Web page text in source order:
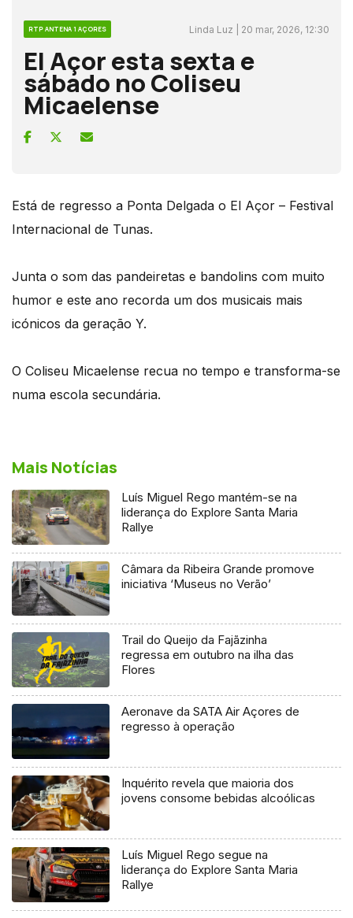
RTP ANTENA 1 AÇORES Linda Luz | 20 mar, 2026, 12:30
El Açor esta sexta e
sábado no Coliseu
Micaelense
Está de regresso a Ponta Delgada o El Açor – Festival
Internacional de Tunas.
Junta o som das pandeiretas e bandolins com muito
humor e este ano recorda um dos musicais mais
icónicos da geração Y.
O Coliseu Micaelense recua no tempo e transforma-se
numa escola secundária.
Mais Notícias
Luís Miguel Rego mantém-se na
liderança do Explore Santa Maria
Rallye
Câmara da Ribeira Grande promove
iniciativa ‘Museus no Verão’
Trail do Queijo da Fajãzinha
regressa em outubro na ilha das
Flores
Aeronave da SATA Air Açores de
regresso à operação
Inquérito revela que maioria dos
jovens consome bebidas alcoólicas
Luís Miguel Rego segue na
liderança do Explore Santa Maria
Rallye